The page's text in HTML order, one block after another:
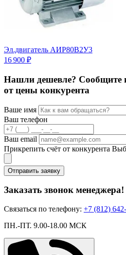
Эл.двигатель АИР80В2У3
16 900 ₽
Нашли дешевле? Сообщите
от цены конкурента
Ваше имя
Ваш телефон
Ваш email
Прикрепить счёт от конкурента
Отправить заявку
Заказать звонок менеджера!
Связаться по телефону: +7 (812)
ПН.-ПТ. 9.00-18.00 МСК